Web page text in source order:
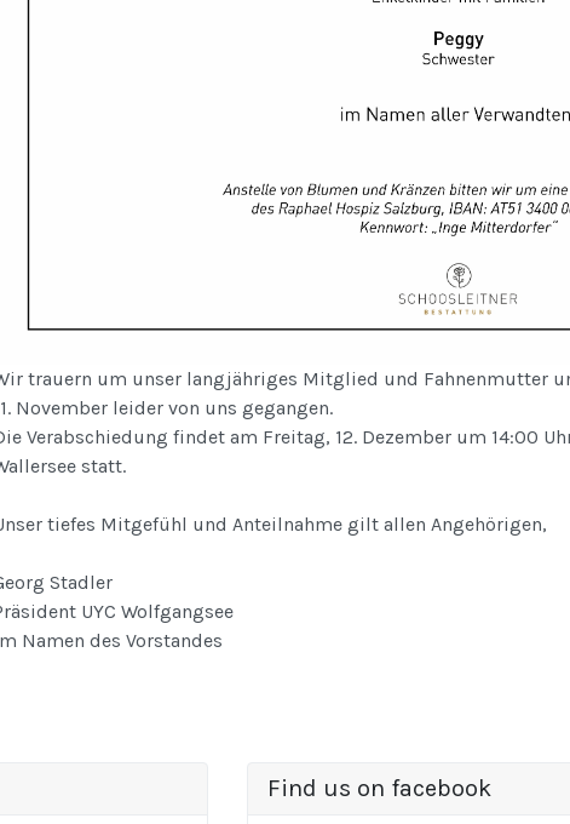
trauern um unser langjähriges Mitglied und Fahnenmutter
November leider von uns gegangen.
Verabschiedung findet am Freitag, 12. Dezember um 14:00
statt.
tiefes Mitgefühl und Anteilnahme gilt allen Angehörigen,
Stadler
UYC Wolfgangsee
Namen des Vorstandes
Find us on facebook